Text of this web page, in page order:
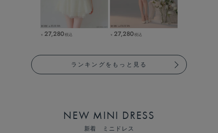
￥ 27,280税込 ￥ 27,280税込
ランキングをもっと見る
NEW MINI DRESS
新着 ミニドレス